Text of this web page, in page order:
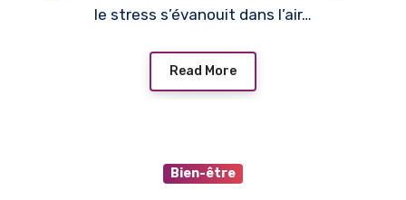
le stress s’évanouit dans l’air…
Read More
Bien-être